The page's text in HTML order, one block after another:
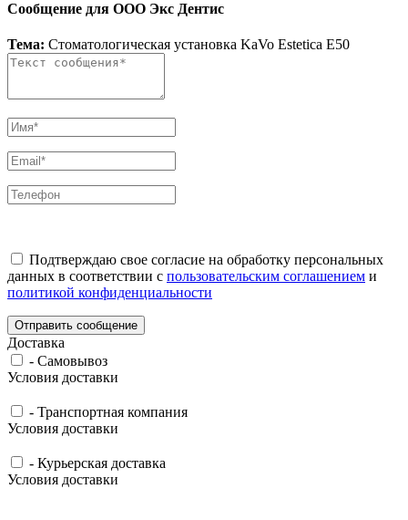
Сообщение для ООО Экс Дентис
Тема: Стоматологическая установка KaVo Estetica E50
Подтверждаю свое согласие на обработку персональных
данных в соответствии с пользовательским соглашением и
политикой конфиденциальности
Отправить сообщение
Доставка
- Самовывоз
Условия доставки
- Транспортная компания
Условия доставки
- Курьерская доставка
Условия доставки